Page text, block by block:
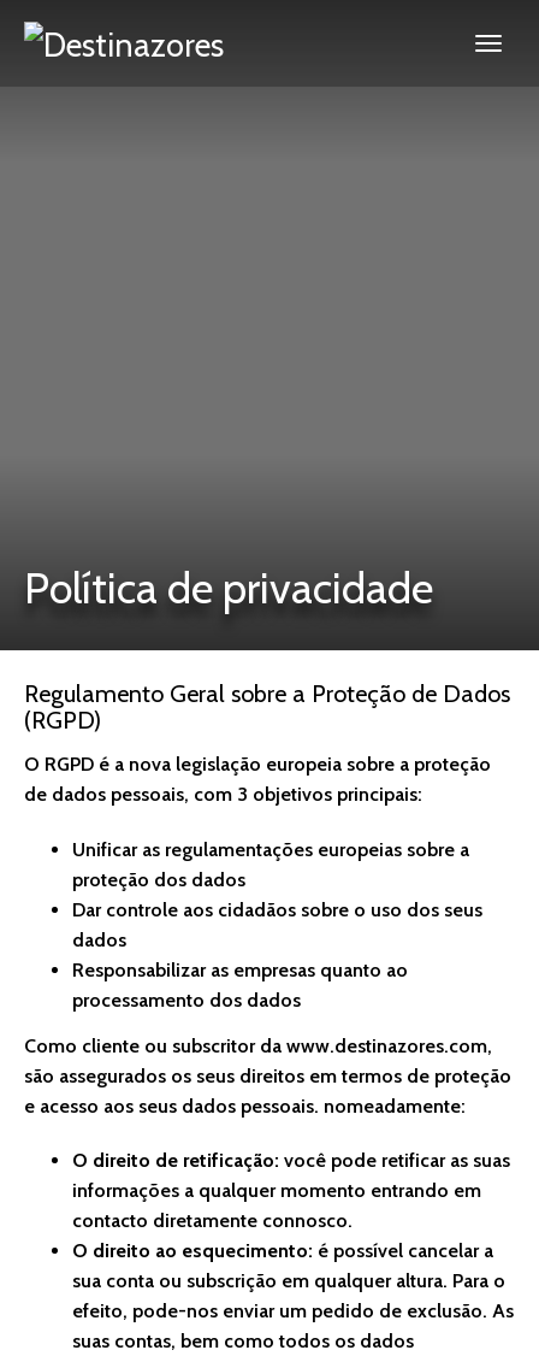
Política de privacidade
Regulamento Geral sobre a Proteção de Dados
(RGPD)
O RGPD é a nova legislação europeia sobre a proteção
de dados pessoais, com 3 objetivos principais:
Unificar as regulamentações europeias sobre a
proteção dos dados
Dar controle aos cidadãos sobre o uso dos seus
dados
Responsabilizar as empresas quanto ao
processamento dos dados
Como cliente ou subscritor da www.destinazores.com,
são assegurados os seus direitos em termos de proteção
e acesso aos seus dados pessoais. nomeadamente:
O direito de retificação: você pode retificar as suas
informações a qualquer momento entrando em
contacto diretamente connosco.
O direito ao esquecimento: é possível cancelar a
sua conta ou subscrição em qualquer altura. Para o
efeito, pode-nos enviar um pedido de exclusão. As
suas contas, bem como todos os dados